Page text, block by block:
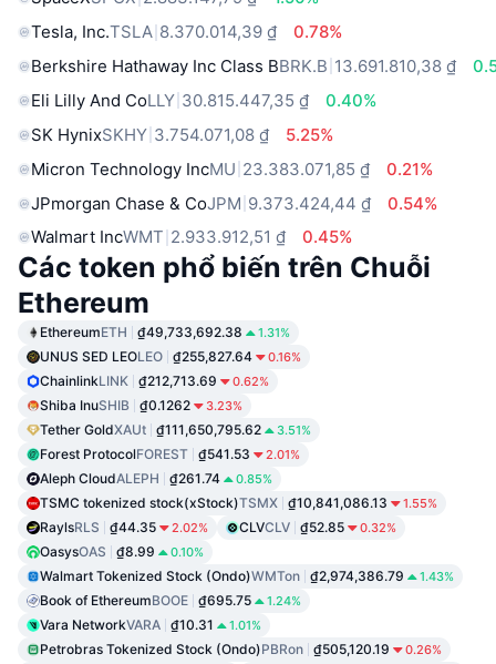
Tesla, Inc.TSLA 8.370.014,39 ₫
0.78%
Berkshire Hathaway Inc Class BBRK.B 13.691.810,38 ₫
Eli Lilly And CoLLY 30.815.447,35 ₫
0.40%
SK HynixSKHY 3.754.071,08 ₫
5.25%
Micron Technology IncMU 23.383.071,85 ₫
0.21%
JPmorgan Chase & CoJPM 9.373.424,44 ₫
0.54%
Walmart IncWMT 2.933.912,51 ₫ 0.45%
Các token phổ biến trên Chuỗi
Ethereum
EthereumETH ₫49,733,692.38 1.31%
UNUS SED LEOLEO ₫255,827.64 0.16%
ChainlinkLINK ₫212,713.69 0.62%
Shiba InuSHIB ₫0.1262 3.23%
Tether GoldXAUt ₫111,650,795.62 3.51%
Forest ProtocolFOREST ₫541.53 2.01%
Aleph CloudALEPH ₫261.74 0.85%
TSMC tokenized stock(xStock)TSMX ₫10,841,086.13 1.55%
RaylsRLS ₫44.35 2.02% CLVCLV ₫52.85 0.32%
OasysOAS ₫8.99 0.10%
Walmart Tokenized Stock (Ondo)WMTon ₫2,974,386.79 1.43%
Book of EthereumBOOE ₫695.75 1.24%
Vara NetworkVARA ₫10.31 1.01%
Petrobras Tokenized Stock (Ondo)PBRon ₫505,120.19 0.26%